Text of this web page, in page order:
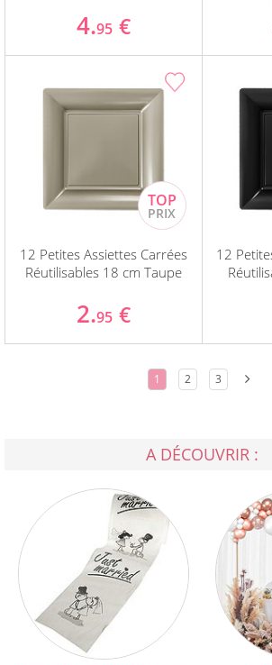
4.95 €
12 Petites Assiettes Carrées
Réutilisables 18 cm Taupe
2.95 €
12
1 2 3
A DÉCOUVRIR :